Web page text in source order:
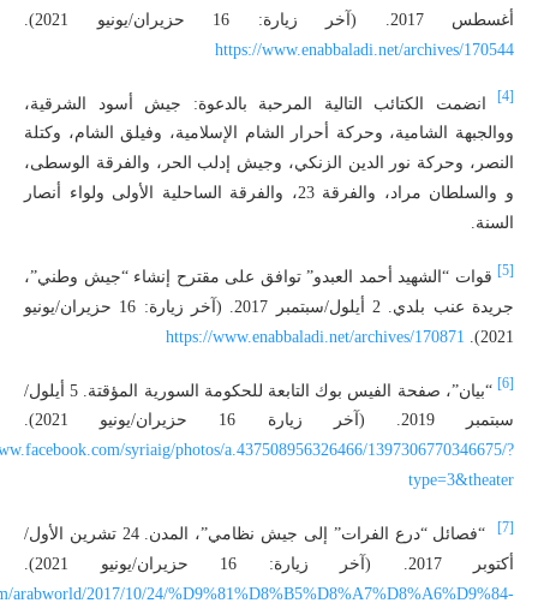
أغسطس 2017. (آخر زيارة: 16 حزيران/يونيو 2021).
https://www.enabbaladi.net/archives/170544
انضمت الكتائب التالية المرحبة بالدعوة: جيش أسود الشرقية،
ووالجبهة الشامية، وحركة أحرار الشام الإسلامية، وفيلق الشام، وكتلة
النصر، وحركة نور الدين الزنكي، وجيش إدلب الحر، والفرقة الوسطى،
و والسلطان مراد، والفرقة 23، والفرقة الساحلية الأولى ولواء أنصار
السنة.
قوات “الشهيد أحمد العبدو” توافق على مقترح إنشاء “جيش وطني”،
جريدة عنب بلدي. 2 أيلول/سبتمبر 2017. (آخر زيارة: 16 حزيران/يونيو
2021).
https://www.enabbaladi.net/archives/170871
“بيان”، صفحة الفيس بوك التابعة للحكومة السورية المؤقتة. 5 أيلول/
سبتمبر 2019. (آخر زيارة 16 حزيران/يونيو 2021).
syriaig/photos/a.437508956326466/1397306770346675/?
type=3&theater
“فصائل “درع الفرات” إلى جيش نظامي”، المدن. 24 تشرين الأول/
أكتوبر 2017. (آخر زيارة: 16 حزيران/يونيو 2021).
arabworld/2017/10/24/%D9%81%D8%B5%D8%A7%D8%A6%D9%84-